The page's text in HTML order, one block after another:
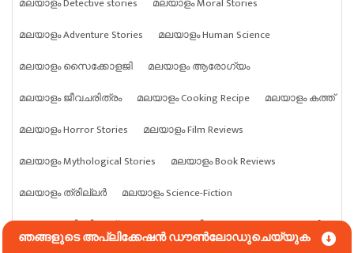
മലയാളം Adventure Stories
മലയാളം Human Science
മലയാളം സൈക്കോളജി
മലയാളം ആരോഗ്യം
മലയാളം ജീവചരിത്രം
മലയാളം Cooking Recipe
മലയാളം കത്ത്
മലയാളം Horror Stories
മലയാളം Film Reviews
മലയാളം Mythological Stories
മലയാളം Book Reviews
മലയാളം ത്രില്ലർ
മലയാളം Science-Fiction
മലയാളം ബിസിനസ്സ്
മലയാളം കായികം
മലയാളം മൃഗങ്ങൾ
ഞങ്ങളുടെ അപ്ലിക്കേഷൻ ഡൗൺലോഡുചെയ്യുക